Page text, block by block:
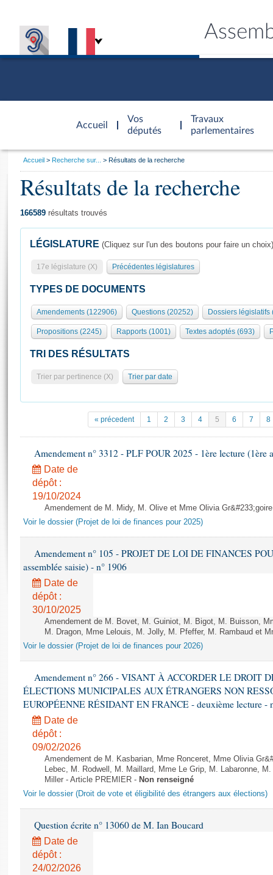
Accueil
d'accueil
Vos
députés
Travaux
parlementaires
Présidence
577 députés
Groupes politiques
Séance publique
Commissions et autres organes
Europe et International
Pétitions
Projets de loi
Propositions de loi
Amendements
Textes adoptés
Rapports d'enquête
Rapports législatifs
Rapports sur l'application des lois
Baromètre de l’application des lois
Dossiers législatifs
Budget et sécurité sociale
Questions écrites et orales
Comptes rendus des débats
Général
Rôle et pouvoirs de l'Assemblée
Organisation de l'Assemblée
Présidence Conférence des Présidents Bureau Collège des
Statistiques et chiffres clés
Documents de référence
( Constitution | Règlement de l'Assemblée ... )
Histoire
Juniors
Anciennes législatures
Liens vers les sites publics
Visiter l'Assemblée
Visite virtuelle du palais Bourbon
Assister à une séance
La Bibliothèque
Contacts et plan d'accès
Photos libres de droit
Vous
Accueil Recherche sur... Résultats de la recherche
Résultats de la recherche
166589 résultats trouvés
LÉGISLATURE (Cliquez sur l'un des boutons pour faire un choix)
17e législature (X) Précédentes législatures
TYPES DE DOCUMENTS
Amendements (122906) Questions (20252) Dossiers législatifs
Propositions (2245) Rapports (1001) Textes adoptés (693)
TRI DES RÉSULTATS
Trier par pertinence (X) Trier par date
« précedent 1 2 3 4 5 6 7 8
Amendement n° 3312 - PLF POUR 2025 - 1ère lecture (1ère
Date de
dépôt :
19/10/2024
Amendement de M. Midy, M. Olive et Mme Olivia
Voir le dossier (Projet de loi de finances pour 2025)
Amendement n° 105 - PROJET DE LOI DE FINANCES
assemblée saisie) - n° 1906
Date de
dépôt :
30/10/2025
Amendement de M. Bovet, M. Guiniot, M. Bigot, M. Buisson,
M. Dragon, Mme Lelouis, M. Jolly, M. Pfeffer, M. Rambaud et
Voir le dossier (Projet de loi de finances pour 2026)
Amendement n° 266 - VISANT À ACCORDER LE DROIT
ÉLECTIONS MUNICIPALES AUX ÉTRANGERS NON
EUROPÉENNE RÉSIDANT EN FRANCE - deuxième lecture -
Date de
dépôt :
09/02/2026
Amendement de M. Kasbarian, Mme Ronceret, Mme Olivia
Lebec, M. Rodwell, M. Maillard, Mme Le Grip, M. Labaronne,
Miller - Article PREMIER - Non renseigné
Voir le dossier (Droit de vote et éligibilité des étrangers aux élections)
Question écrite n° 13060 de M. Ian Boucard
Date de
dépôt :
24/02/2026